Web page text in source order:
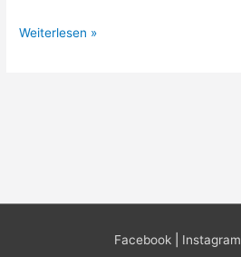
Le
Weiterlesen »
Facebook| Instagram